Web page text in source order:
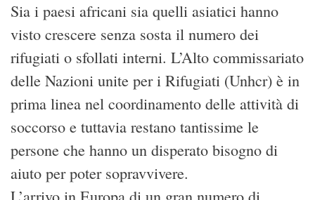
Sia i paesi africani sia quelli asiatici hanno
visto crescere senza sosta il numero dei
rifugiati o sfollati interni. L’Alto commissariato
delle Nazioni unite per i Rifugiati (Unhcr) è in
prima linea nel coordinamento delle attività di
soccorso e tuttavia restano tantissime le
persone che hanno un disperato bisogno di
aiuto per poter sopravvivere.